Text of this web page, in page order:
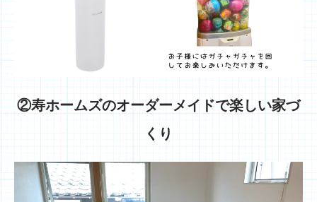
②寿ホームズのオーダーメイドで楽しい家づ
くり